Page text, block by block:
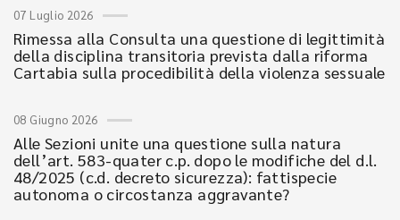
07 Luglio 2026
Rimessa alla Consulta una questione di legittimità
della disciplina transitoria prevista dalla riforma
Cartabia sulla procedibilità della violenza sessuale
08 Giugno 2026
Alle Sezioni unite una questione sulla natura
dell’art. 583-quater c.p. dopo le modifiche del d.l.
48/2025 (c.d. decreto sicurezza): fattispecie
autonoma o circostanza aggravante?